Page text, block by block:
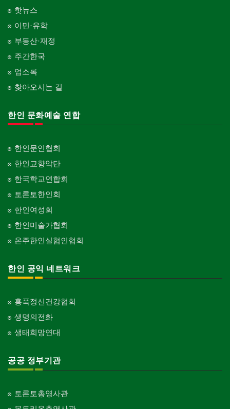
핫뉴스
이민·유학
부동산·재정
주간한국
업소록
찾아오시는 길
한인 문화예술 연합
한인문인협회
한인교향악단
한국학교연합회
토론토한인회
한인여성회
한인미술가협회
온주한인실협인협회
한인 공익 네트워크
홍푹정신건강협회
생명의전화
생태희망연대
공공 정부기관
토론토총영사관